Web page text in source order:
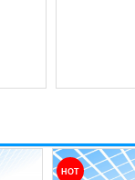
HOT